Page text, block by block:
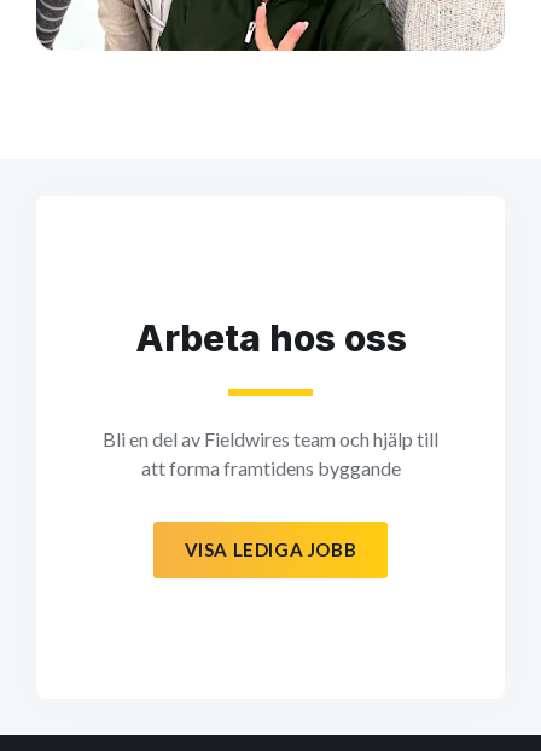
Arbeta hos oss
Bli en del av Fieldwires team och hjälp till
att forma framtidens byggande
VISA LEDIGA JOBB